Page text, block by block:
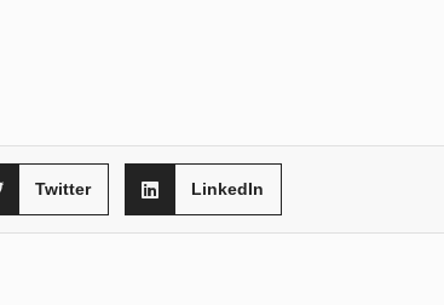
Twitter LinkedIn